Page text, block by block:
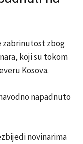
zabrinutost zbog
koji su tokom
Kosova.
napadnuto
novinarima